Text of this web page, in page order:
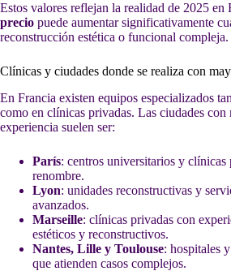
Estos valores reflejan la realidad de 2025 en
precio puede aumentar significativamente
reconstrucción estética o funcional compleja.
Clínicas y ciudades donde se realiza con
En Francia existen equipos especializados
como en clínicas privadas. Las ciudades
experiencia suelen ser:
París: centros universitarios y
renombre.
Lyon: unidades reconstructivas y
avanzados.
Marseille: clínicas privadas con
estéticos y reconstructivos.
Nantes, Lille y Toulouse: hospitales
que atienden casos complejos.